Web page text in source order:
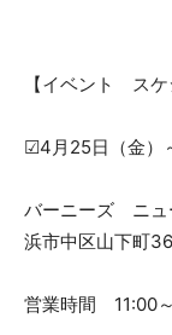
【イベント スケ
☑4月25日（金）
バーニーズ ニ
浜市中区山下町
営業時間 11:00